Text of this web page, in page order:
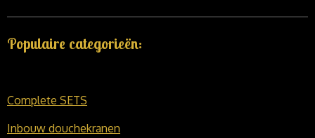
Populaire categorieën:
Complete SETS
Inbouw douchekranen